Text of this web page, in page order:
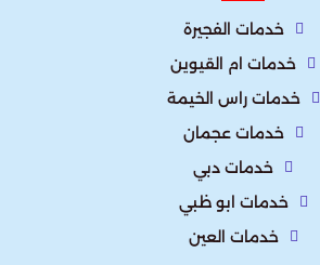
خدمات الفجيرة
خدمات ام القيوين
خدمات راس الخيمة
خدمات عجمان
خدمات دبي
خدمات ابو ظبي
خدمات العين